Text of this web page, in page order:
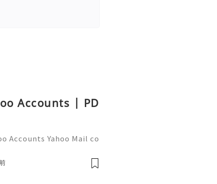
Accounts | PD
Accounts Yahoo Mail co
and online a